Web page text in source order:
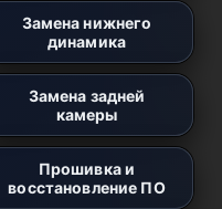
Замена нижнего
динамика
Замена задней
камеры
Прошивка и
восстановление ПО